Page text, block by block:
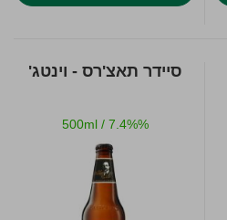
סיידר תאצ'רס - וינטג'
500ml / 7.4%%